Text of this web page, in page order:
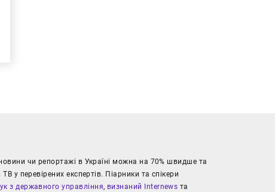
чи репортажі в Україні можна на 70% швидше та
у перевірених експертів. Піарники та спікери
з державного управління, визнаний Internews та